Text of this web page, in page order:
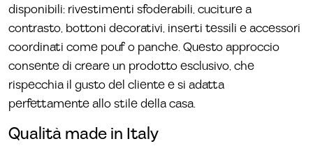
disponibili: rivestimenti sfoderabili, cuciture a
contrasto, bottoni decorativi, inserti tessili e accessori
coordinati come pouf o panche. Questo approccio
consente di creare un prodotto esclusivo, che
rispecchia il gusto del cliente e si adatta
perfettamente allo stile della casa.
Qualità made in Italy